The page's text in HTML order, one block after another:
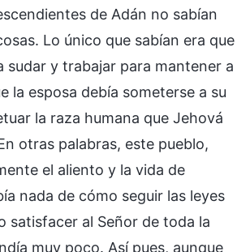
de Adán no sabían
Lo único que sabían era que
sudar y trabajar para mantener a
la esposa debía someterse a su
la raza humana que Jehová
otras palabras, este pueblo,
el aliento y la vida de
nada de cómo seguir las leyes
satisfacer al Señor de toda la
muy poco. Así pues, aunque